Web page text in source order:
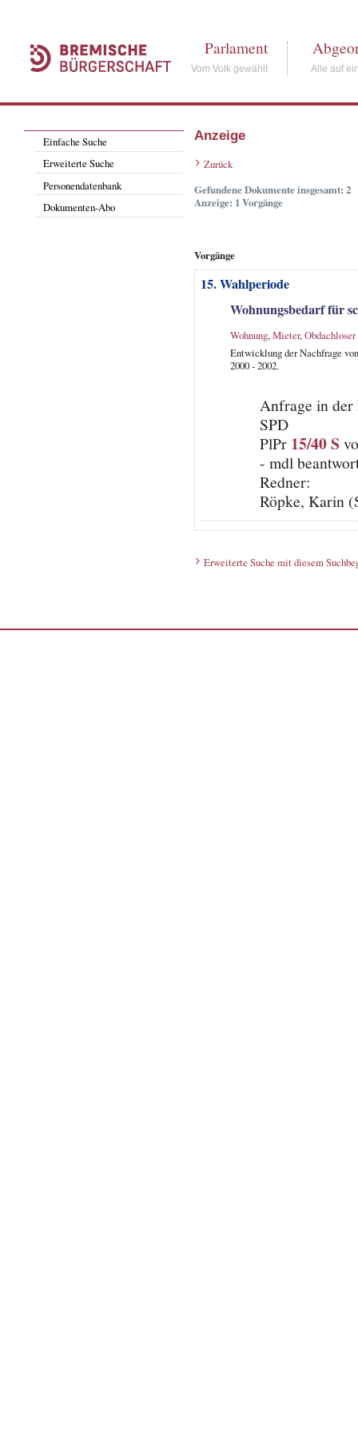
Parlament
Vom Volk gewählt Alle auf
Einfache Suche
Erweiterte Suche
Personendatenbank
Dokumenten-Abo
Anzeige
Zurück
Gefundene Dokumente insgesamt: 2
Anzeige: 1 Vorgänge
Vorgänge
15. Wahlperiode
Wohnungsbedarf für
Wohnung,Mieter,Obdachloser
Entwicklung der Nachfrage
2000 - 2002.
Anfrage in der
SPD
PlPr 15/40 S
- mdl
Redner:
Röpke, Karin
Erweiterte Suche mit diesem